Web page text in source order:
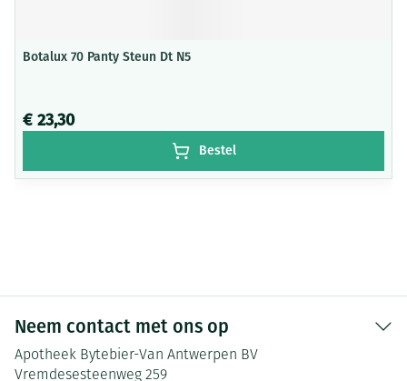
Botalux 70 Panty Steun Dt N5
€ 23,30
Bestel
Neem contact met ons op
Apotheek Bytebier-Van Antwerpen BV
Vremdesesteenweg 259